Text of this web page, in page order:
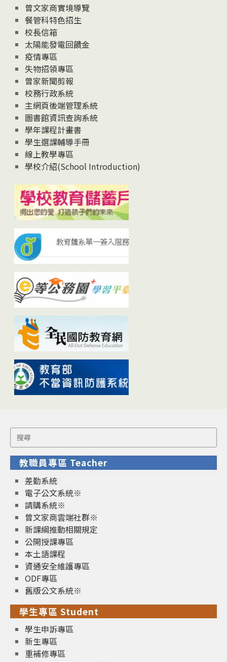
息
News
曾文家商實境導覽
餐管科特色招生
校長信箱
太陽能發電回饋金
疫情專區
失物招領專區
曾家新聞剪報
校務行政系統
主網頁後端管理系統
圖書館資訊查詢系統
學年課程計畫書
學生選課輔導手冊
線上教學專區
學校介紹(School Introduction)
Search
for:
教職員專區 Teacher
差勤系統
電子公文系統※
請購系統※
曾文家商雲端社群※
新課綱推動相關規定
公開授課專區
本土語課程
資通安全維護專區
ODF專區
舊版公文系統※
學生專區 Student
學生申訴專區
新生專區
重補修專區